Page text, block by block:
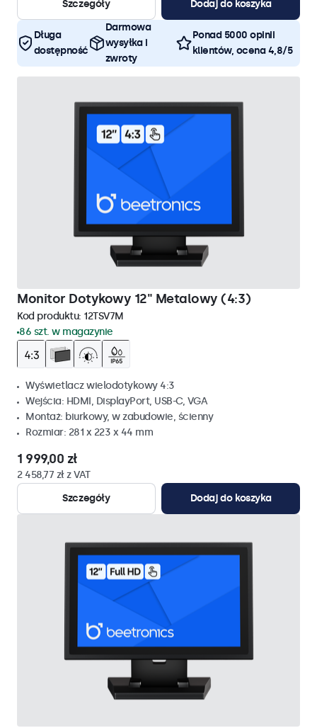
Szczegóły Dodaj do koszyka
Długa
dostępność
Darmowa
wysyłka i
zwroty
Ponad 5000 opinii
klientów, ocena 4,8/5
Monitor Dotykowy 12" Metalowy (4:3)
Kod produktu: 12TSV7M
86 szt. w magazynie
Wyświetlacz wielodotykowy 4:3
Wejścia: HDMI, DisplayPort, USB-C, VGA
Montaż: biurkowy, w zabudowie, ścienny
Rozmiar: 281 x 223 x 44 mm
1 999,00 zł
2 458,77 zł z VAT
Szczegóły
Dodaj do koszyka